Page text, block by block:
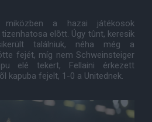
a hazai játékosok
elõtt. Úgy tûnt, keresik
találniuk, néha még a
fejét, míg nem Schweinsteiger
elé tekert, Fellaini érkezett
kapuba fejelt, 1-0 a Unitednek.